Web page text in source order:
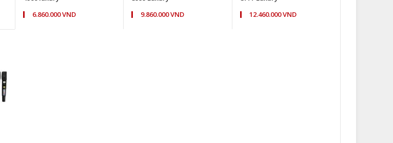
6.860.000 VND
9.860.000 VND
12.460.000 VND